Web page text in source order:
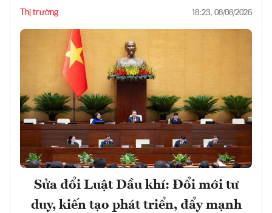
Thị trường 18:23, 08/08/2026
Sửa đổi Luật Dầu khí: Đổi mới tư
duy, kiến tạo phát triển, đẩy mạnh